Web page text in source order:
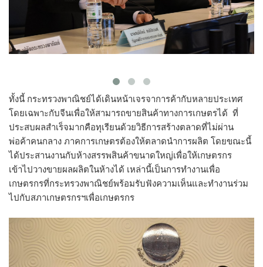
ทั้งนี้ กระทรวงพาณิชย์ได้เดินหน้าเจรจาการค้ากับหลายประเทศ
โดยเฉพาะกับจีนเพื่อให้สามารถขายสินค้าทางการเกษตรได้ ที่
ประสบผลสำเร็จมากคือทุเรียนด้วยวิธีการสร้างตลาดที่ไม่ผ่าน
พ่อค้าคนกลาง ภาคการเกษตรต้องให้ตลาดนำการผลิต โดยขณะนี้
ได้ประสานงานกับห้างสรรพสินค้าขนาดใหญ่เพื่อให้เกษตรกร
เข้าไปวางขายผลผลิตในห้างได้ เหล่านี้เป็นการทำงานเพื่อ
เกษตรกรที่กระทรวงพาณิชย์พร้อมรับฟังความเห็นและทำงานร่วม
ไปกับสภาเกษตรกรฯเพื่อเกษตรกร